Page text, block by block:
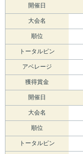
開催日
大会名
順位
トータルピン
アベレージ
獲得賞金
開催日
大会名
順位
トータルピン